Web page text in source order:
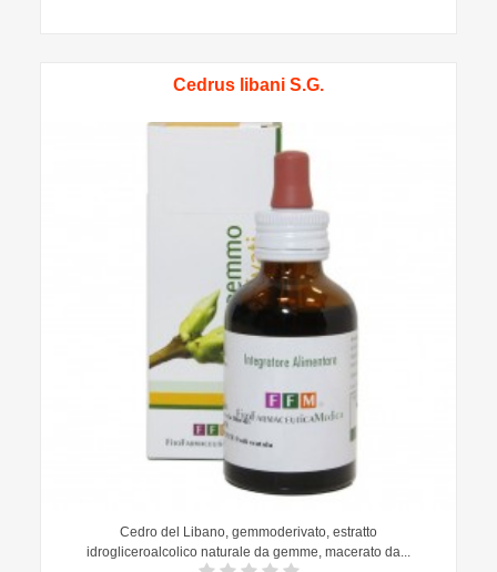
Cedrus libani S.G.
Cedro del Libano, gemmoderivato, estratto
idrogliceroalcolico naturale da gemme, macerato da...